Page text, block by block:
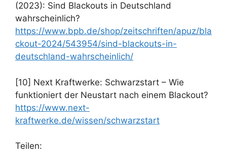
(2023): Sind Blackouts in Deutschland
wahrscheinlich?
https://www.bpb.de/shop/zeitschriften/apuz/bla
ckout-2024/543954/sind-blackouts-in-
deutschland-wahrscheinlich/
[10] Next Kraftwerke: Schwarzstart – Wie
funktioniert der Neustart nach einem Blackout?
https://www.next-
kraftwerke.de/wissen/schwarzstart
Teilen: